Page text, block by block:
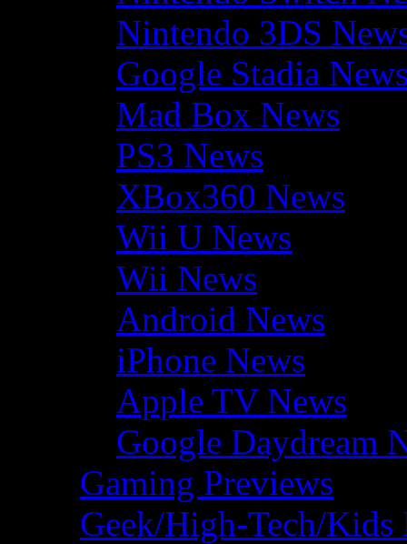
Nintendo 3DS
Google Stadia
Mad Box News
PS3 News
XBox360 News
Wii U News
Wii News
Android News
iPhone News
Apple TV News
Google Daydream
Gaming Previews
Geek/High-Tech/Kids